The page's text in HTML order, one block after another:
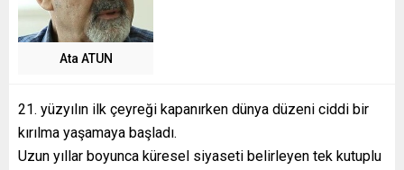
Ata ATUN
21. yüzyılın ilk çeyreği kapanırken dünya düzeni ciddi bir
kırılma yaşamaya başladı.
Uzun yıllar boyunca küresel siyaseti belirleyen tek kutuplu